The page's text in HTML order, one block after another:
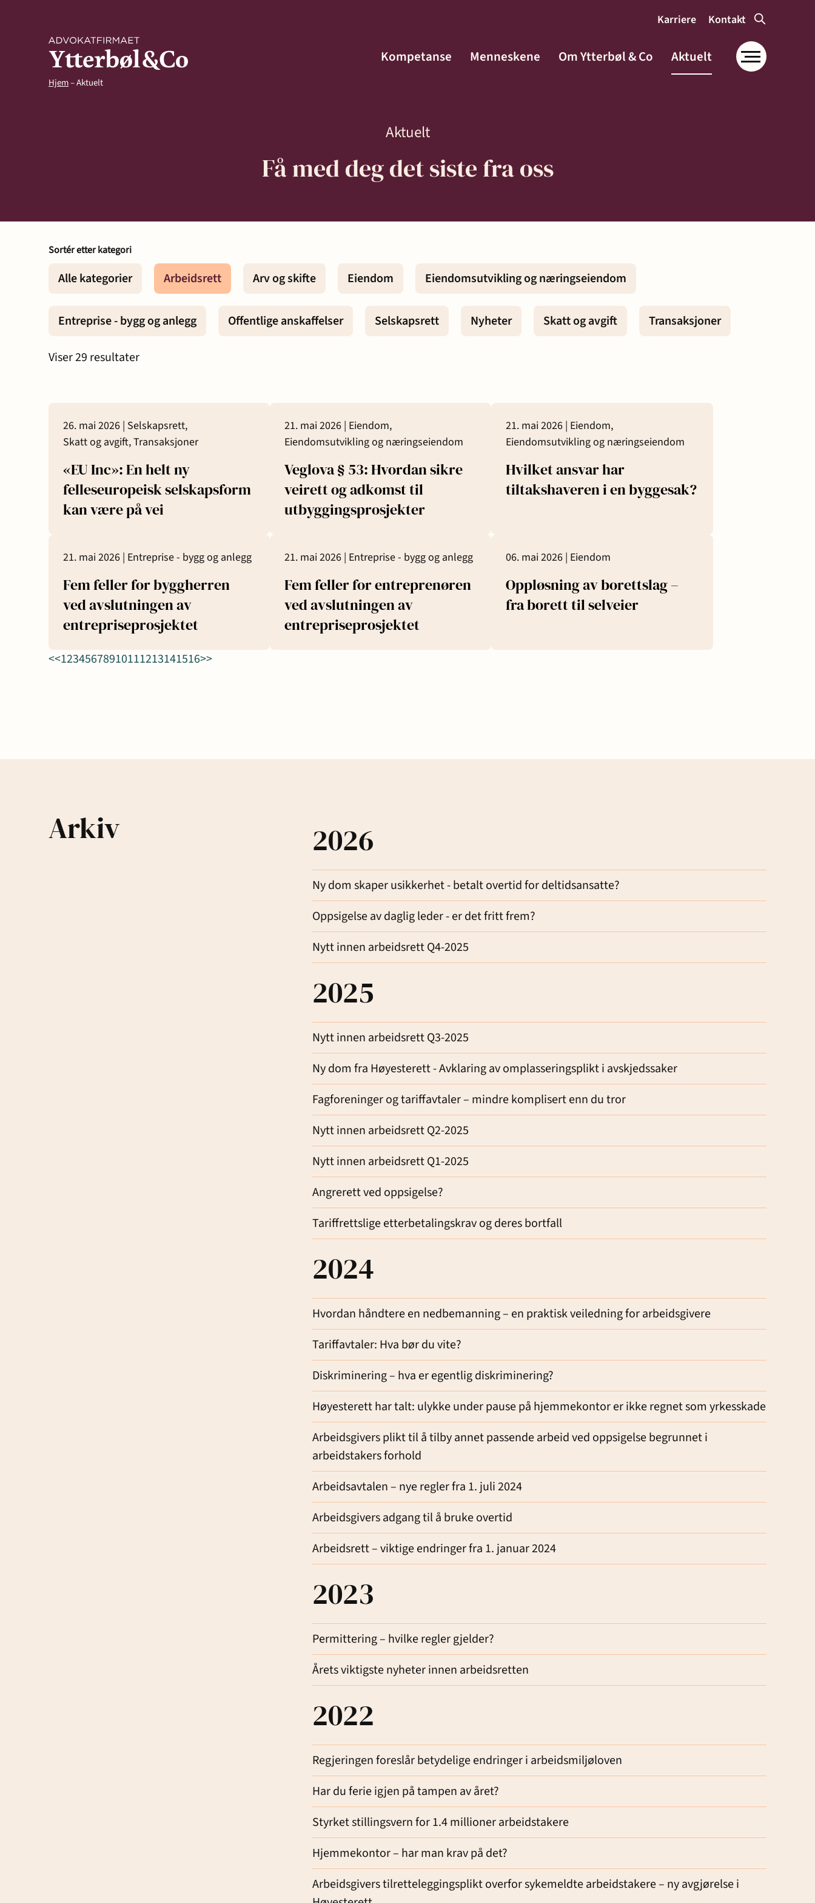
Karriere Kontakt
Kompetanse Menneskene Om Ytterbøl & Co Aktuelt
Hjem–Aktuelt
Aktuelt
Få med deg det siste fra oss
Sortér etter kategori
Alle kategorier Arbeidsrett Arv og skifte Eiendom Eiendomsutvikling og næringseiendom
Entreprise - bygg og anlegg Offentlige anskaffelser Selskapsrett Nyheter Skatt og avgift Transaksjoner
Viser29 resultater
26. mai 2026 | Selskapsrett,
Skatt og avgift,Transaksjoner
«EU Inc»: En helt ny
felleseuropeisk selskapsform
kan være på vei
21. mai 2026 | Eiendom,
Eiendomsutvikling og næringseiendom
Veglova § 53: Hvordan sikre
veirett og adkomst til
utbyggingsprosjekter
21. mai 2026 | Eiendom,
Eiendomsutvikling og næringseiendom
Hvilket ansvar har
tiltakshaveren i en byggesak?
21. mai 2026 | Entreprise - bygg og anlegg
Fem feller for byggherren
ved avslutningen av
entrepriseprosjektet
21. mai 2026 | Entreprise - bygg og anlegg
Fem feller for entreprenøren
ved avslutningen av
entrepriseprosjektet
06. mai 2026 | Eiendom
Oppløsning av borettslag –
fra borett til selveier
<<12345678910111213141516>>
Arkiv 2026
Ny dom skaper usikkerhet - betalt overtid for deltidsansatte?
Oppsigelse av daglig leder - er det fritt frem?
Nytt innen arbeidsrett Q4-2025
2025
Nytt innen arbeidsrett Q3-2025
Ny dom fra Høyesterett - Avklaring av omplasseringsplikt i avskjedssaker
Fagforeninger og tariffavtaler – mindre komplisert enn du tror
Nytt innen arbeidsrett Q2-2025
Nytt innen arbeidsrett Q1-2025
Angrerett ved oppsigelse?
Tariffrettslige etterbetalingskrav og deres bortfall
2024
Hvordan håndtere en nedbemanning – en praktisk veiledning for arbeidsgivere
Tariffavtaler: Hva bør du vite?
Diskriminering – hva er egentlig diskriminering?
Høyesterett har talt: ulykke under pause på hjemmekontor er ikke regnet som yrkesskade
Arbeidsgivers plikt til å tilby annet passende arbeid ved oppsigelse begrunnet i
arbeidstakers forhold
Arbeidsavtalen – nye regler fra 1. juli 2024
Arbeidsgivers adgang til å bruke overtid
Arbeidsrett – viktige endringer fra 1. januar 2024
2023
Permittering – hvilke regler gjelder?
Årets viktigste nyheter innen arbeidsretten
2022
Regjeringen foreslår betydelige endringer i arbeidsmiljøloven
Har du ferie igjen på tampen av året?
Styrket stillingsvern for 1.4 millioner arbeidstakere
Hjemmekontor – har man krav på det?
Arbeidsgivers tilretteleggingsplikt overfor sykemeldte arbeidstakere – ny avgjørelse i
Arbeidsrett Arv og skifte
Avtaler og kontrakter Eiendom
Eiendomsutvikling og
næringseiendom
Entreprise - bygg og
anlegg
Forbrukersaker Konkurs og insolvens
Offentlige anskaffelser Selskapsrett
Skatt og avgift
Transaksjoner
Menneskene
Oppdragsvilkår